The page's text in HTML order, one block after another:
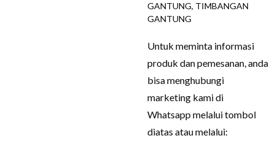
GANTUNG, TIMBANGAN
GANTUNG
Untuk meminta informasi
produk dan pemesanan, anda
bisa menghubungi
marketing kami di
Whatsapp melalui tombol
diatas atau melalui: